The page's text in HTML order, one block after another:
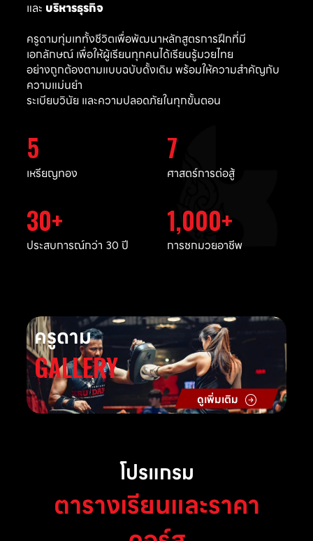
และ บริหารธุรกิจ
ครูดามทุ่มเททั้งชีวิตเพื่อพัฒนาหลักสูตรการฝึกที่มี
เอกลักษณ์ เพื่อให้ผู้เรียนทุกคนได้เรียนรู้มวยไทย
อย่างถูกต้องตามแบบฉบับดั้งเดิม พร้อมให้ความสำคัญกับ
ความแม่นยำ
ระเบียบวินัย และความปลอดภัยในทุกขั้นตอน
5
เหรียญทอง
7
ศาสตร์การต่อสู้
30
ประสบการณ์กว่า 30 ปี
1,000
การชกมวยอาชีพ
ครูดาม
GALLERY
ดูเพิ่มเติม
โปรแกรม
ตารางเรียนและราคา